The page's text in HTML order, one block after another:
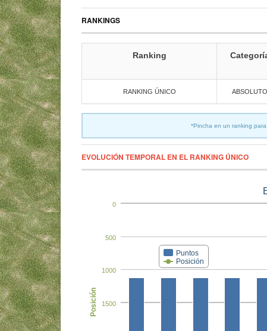
RANKINGS
Ranking
RANKING ÚNICO ABSOLUTO
*Pincha en un ranking
EVOLUCIÓN TEMPORAL EN EL RANKING ÚNICO
Posición
Puntos
Posición
0
500
1000
1500